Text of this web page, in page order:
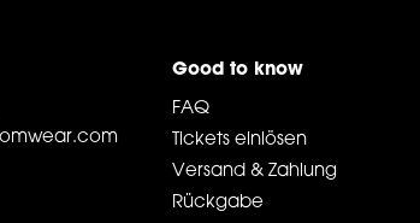
Good to know
FAQ
Tickets einlösen
Versand & Zahlung
Rückgabe